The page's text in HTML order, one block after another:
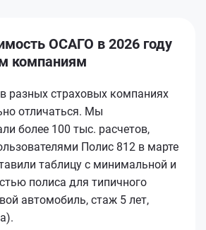
ОСАГО в 2026 году
компаниям
разных страховых компаниях
отличаться. Мы
более 100 тыс. расчетов,
Полис 812 в марте
таблицу с минимальной и
полиса для типичного
автомобиль, стаж 5 лет,